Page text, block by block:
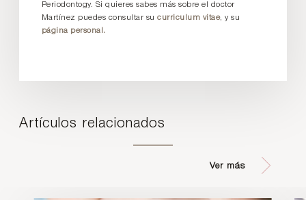
Periodontogy. Si quieres sabes más sobre el doctor
Martínez puedes consultar sucurriculum vitae, y su
página personal.
Artículos relacionados
Ver más